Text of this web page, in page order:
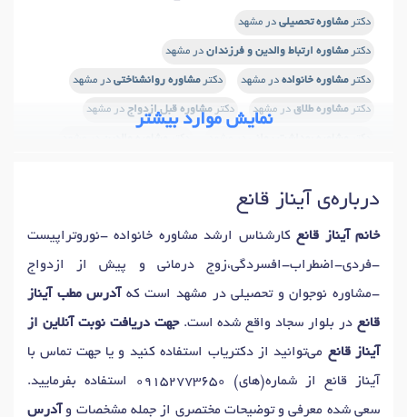
دکترمشاوره تحصیلی در مشهد
دکترمشاوره ارتباط والدین و فرزندان در مشهد
دکترمشاوره خانواده در مشهد دکترمشاوره روانشناختی در مشهد
دکترمشاوره طلاق در مشهد دکترمشاوره قبل ازدواج در مشهد
دکترمشاوره فردی در مشهد
دکترمشاوره خیانت
نمایش موارد بیشتر
درباره‌ی آیناز قانع
خانم آیناز قانعکارشناس ارشد مشاوره خانواده -نوروتراپیست
-فردی-اضطراب-افسردگی،زوج درمانی و پیش از ازدواج
-مشاوره نوجوان و تحصیلی در مشهد است که آدرس مطب آیناز
قانعدر بلوار سجاد واقع شده است.جهت دریافت نوبت آنلاین از
آیناز قانع می‌توانید از دکتریاب استفاده کنید و یا جهت تماس با
آیناز قانع از شماره(های) 09152773650
استفاده بفرمایید.
سعی شده معرفی و توضیحات مختصری از جمله مشخصات و آدرس